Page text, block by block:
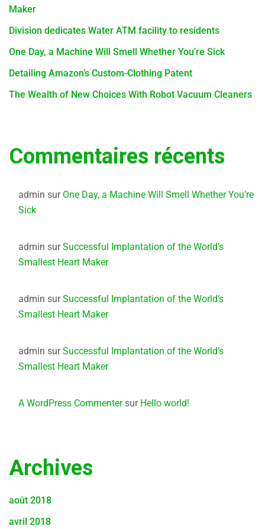
Maker
Division dedicates Water ATM facility to residents
One Day, a Machine Will Smell Whether You’re Sick
Detailing Amazon’s Custom-Clothing Patent
The Wealth of New Choices With Robot Vacuum Cleaners
Commentaires récents
admin sur One Day, a Machine Will Smell Whether You’re
Sick
admin surSuccessful Implantation of the World’s
Smallest Heart Maker
admin surSuccessful Implantation of the World’s
Smallest Heart Maker
admin surSuccessful Implantation of the World’s
Smallest Heart Maker
A WordPress Commentersur Hello world!
Archives
août 2018
avril 2018